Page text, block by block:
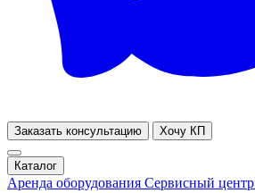
Заказать консультацию Хочу КП
Каталог
Аренда оборудования Сервисный центр